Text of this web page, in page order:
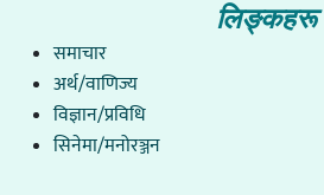
लिङ्कहरू
समाचार
अर्थ/वाणिज्य
विज्ञान/प्रविधि
सिनेमा/मनोरञ्जन